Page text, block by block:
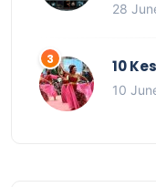
28
10
10